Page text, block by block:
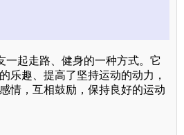
一起走路、健身的一种方式。它
乐趣、提高了坚持运动的动力，
情，互相鼓励，保持良好的运动